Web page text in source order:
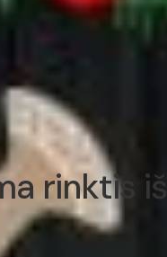
rinktis iš